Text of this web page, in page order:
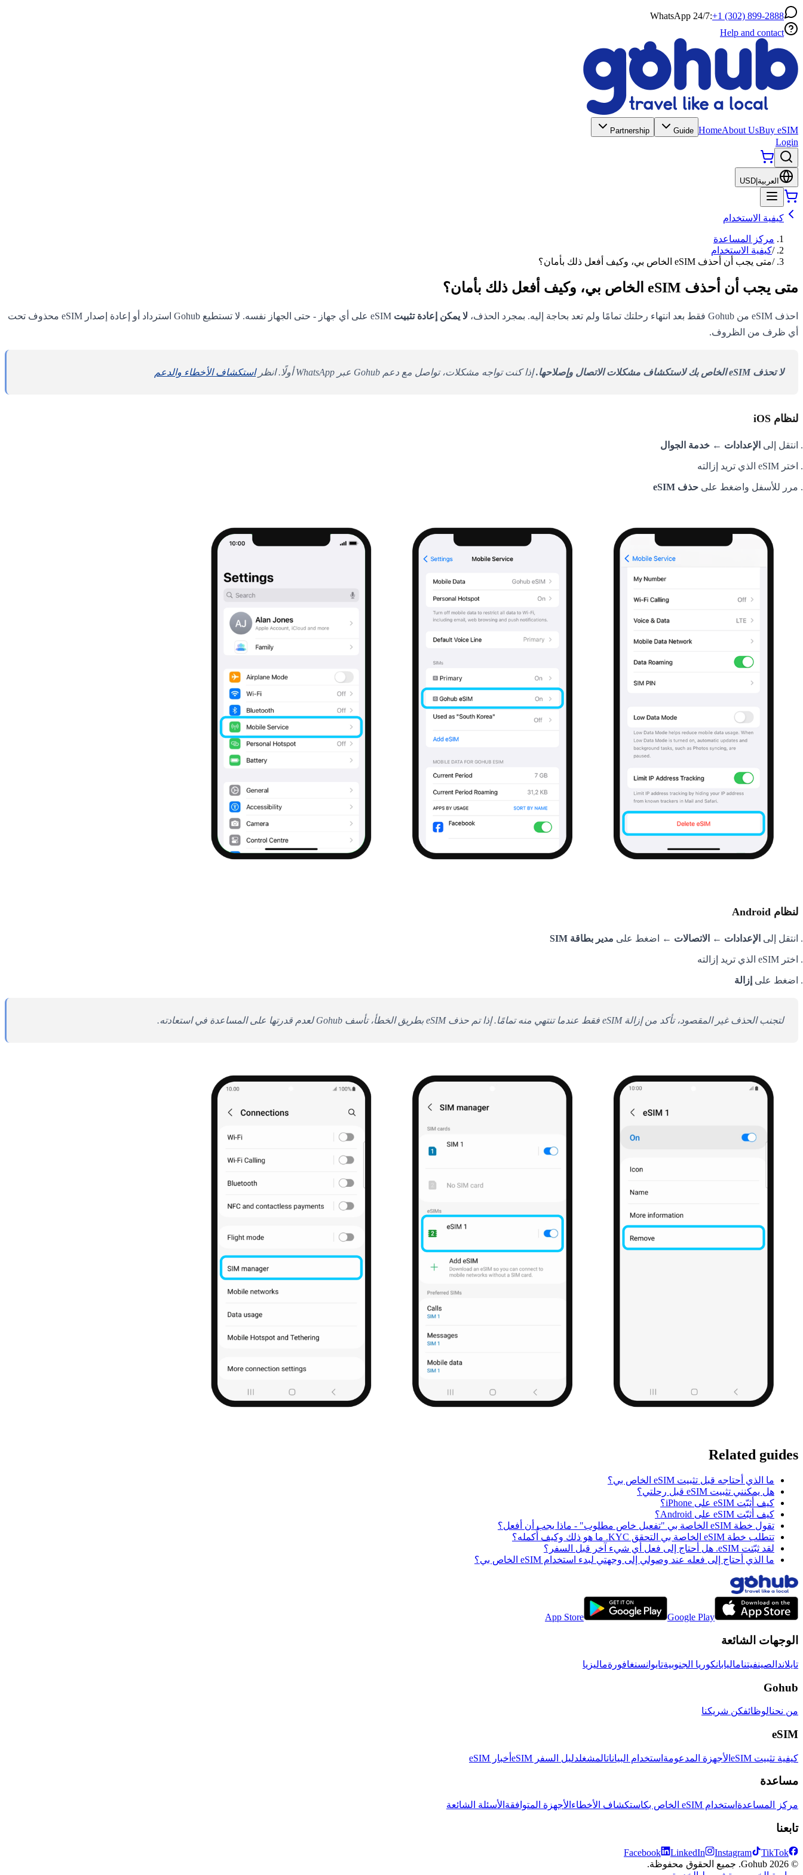
WhatsApp 24/7:+1 (302) 899-2888
Help and contact
HomeAbout UsBuy eSIM
Guide
Partnership
Login
العربية USD
كيفية الاستخدام
مركز المساعدة
/كيفية الاستخدام
/متى يجب أن أحذف eSIM الخاص بي، وكيف أفعل ذلك بأمان؟
متى يجب أن أحذف eSIM الخاص بي، وكيف أفعل ذلك بأمان؟
احذف eSIM من Gohub فقط بعد انتهاء رحلتك تمامًا ولم تعد بحاجة إليه. بمجرد الحذف، لا يمكن إعادة تثبيت
eSIM على أي جهاز - حتى الجهاز نفسه. لا تستطيع Gohub استرداد أو إعادة إصدار eSIM محذوف تحت
أي ظرف من الظروف.
لا تحذف eSIM الخاص بك لاستكشاف مشكلات الاتصال وإصلاحها. إذا كنت تواجه مشكلات، تواصل مع دعم Gohub عبر WhatsApp أولًا. انظر استكشاف الأخطاء والدعم
لنظام iOS
انتقل إلى الإعدادات ← خدمة الجوال
اختر eSIM الذي تريد إزالته
مرر للأسفل واضغط على حذف eSIM
لنظام Android
انتقل إلى الإعدادات ← الاتصالات ← اضغط على مدير بطاقة SIM
اختر eSIM الذي تريد إزالته
اضغط على إزالة
لتجنب الحذف غير المقصود، تأكد من إزالة eSIM فقط عندما تنتهي منه تمامًا. إذا تم حذف eSIM بطريق الخطأ، تأسف Gohub لعدم قدرتها على المساعدة في استعادته.
Related guides
ما الذي أحتاجه قبل تثبيت eSIM الخاص بي؟
هل يمكنني تثبيت eSIM قبل رحلتي؟
كيف أثبّت eSIM على iPhone؟
كيف أثبّت eSIM على Android؟
تقول خطة eSIM الخاصة بي "تفعيل خاص مطلوب" - ماذا يجب أن أفعل؟
تتطلب خطة eSIM الخاصة بي التحقق KYC. ما هو ذلك وكيف أُكمله؟
لقد ثبّتت eSIM. هل أحتاج إلى فعل أي شيء آخر قبل السفر؟
ما الذي أحتاج إلى فعله عند وصولي إلى وجهتي لبدء استخدام eSIM الخاص بي؟
App Store Google Play
الوجهات الشائعة
تايلاند الصينفيتناماليابانكوريا الجنوبيةتايوانسنغافورةماليزيا
Gohub
من نحنالوظائفكن شريكنا
eSIM
كيفية تثبيت eSIM الأجهزة المدعومة استخدام البياناتالمشغلدليل السفر eSIM أخبار eSIM
مساعدة
مركز المساعدة استخدام eSIM الخاص بك استكشاف الأخطاء الأجهزة المتوافقة الأسئلة الشائعة
تابعنا
Facebook LinkedIn Instagram
TikTok
© 2026 Gohub. جميع الحقوق محفوظة.